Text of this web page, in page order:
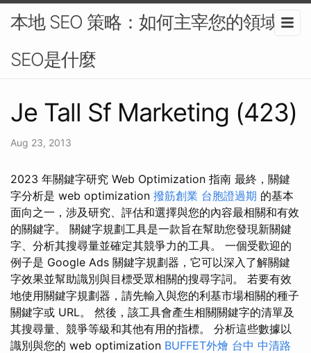
本地 SEO 策略：如何主宰您的領域-
SEO是什麼
Je Tall Sf Marketing (423)
Aug 23, 2013
2023 年關鍵字研究 Web Optimization 指南 最終，關鍵
字分析是 web optimization 撥筋創業 台胞證過期 的基本
面向之一，涉及研究、評估和選擇與您的內容最相關和有效
的關鍵字。 關鍵字規劃工具是一款旨​​在幫助您發現新關鍵
字、分析其搜尋量並確定其競爭力的工具。 一個受歡迎的
例子是 Google Ads 關鍵字規劃器，它可以深入了解關鍵
字效果並幫助識別與目標受眾相關的搜尋字詞。 若要有效
地使用關鍵字規劃器，請先輸入與您的利基市場相關的種子
關鍵字或 URL。 然後，該工具會產生相關關鍵字的清單及
其搜尋量、競爭等級和其他有用的指標。 分析這些數據以
識別與您的 web optimization BUFFET外燴 台中 中清路